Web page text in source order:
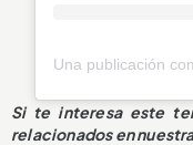
Si te interesa este
relacionados en